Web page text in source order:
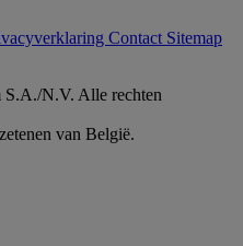
Contact Sitemap
N.V. Alle rechten
van België.